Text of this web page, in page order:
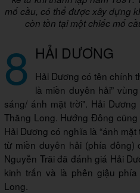
mố cầu, có thể được xây dựng
còn tồn tại một chiếc mố
8 HẢI DƯƠNG
Hải Dương có tên chính
là miền duyên hải”
sáng/ ánh mặt trời". Hải
Thăng Long. Hướng Đông
Hải Dương có nghĩa là “ánh
từ miền duyên hải (phía đông)
Nguyễn Trãi đã đánh giá Hải
kinh trấn và là phên giậu
Long.